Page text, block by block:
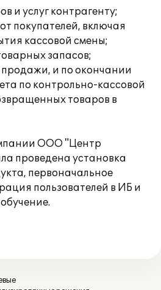
и услуг контрагенту;
покупателей, включая
кассовой смены;
запасов;
и по окончании
по контрольно-кассовой
товаров в
ООО "Центр
проведена установка
первоначальное
пользователей в ИБ и